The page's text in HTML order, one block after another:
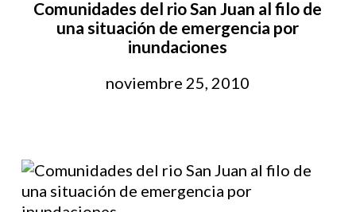
Comunidades del rio San Juan al filo de
una situación de emergencia por
inundaciones
noviembre 25, 2010